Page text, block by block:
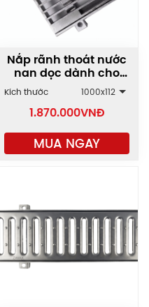
Nắp rãnh thoát nước
nan dọc dành cho
ban công GRT-AZ
Kích thước 1000x112
1.870.000VNĐ
MUA NGAY